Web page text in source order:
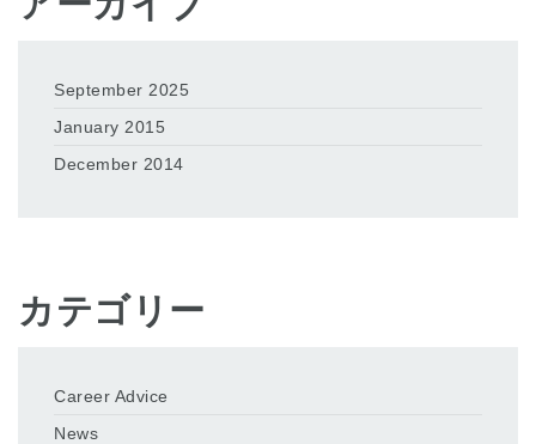
September 2025
January 2015
December 2014
カテゴリー
Career Advice
News